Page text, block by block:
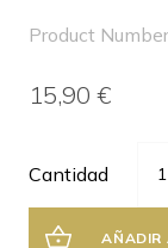
Product
15,90 €
Cantidad
AÑADIR